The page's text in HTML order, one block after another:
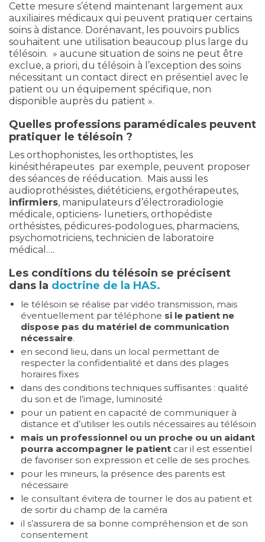
Cette mesure s’étend maintenant largement aux
auxiliaires médicaux qui peuvent pratiquer certains
soins à distance. Dorénavant, les pouvoirs publics
souhaitent une utilisation beaucoup plus large du
télésoin. » aucune situation de soins ne peut être
exclue, a priori, du télésoin à l’exception des soins
nécessitant un contact direct en présentiel avec le
patient ou un équipement spécifique, non
disponible auprès du patient ».
Quelles professions paramédicales peuvent
pratiquer le télésoin ?
Les orthophonistes, les orthoptistes, les
kinésithérapeutes par exemple, peuvent proposer
des séances de rééducation. Mais aussi les
audioprothésistes, diététiciens, ergothérapeutes,
infirmiers, manipulateurs d’électroradiologie
médicale, opticiens- lunetiers, orthopédiste
orthésistes, pédicures-podologues, pharmaciens,
psychomotriciens, technicien de laboratoire
médical….
Les conditions du télésoin se précisent
dans la doctrine de la HAS.
le télésoin se réalise par vidéo transmission, mais
éventuellement par téléphone si le patient ne
dispose pas du matériel de communication
nécessaire.
en second lieu, dans un local permettant de
respecter la confidentialité et dans des plages
horaires fixes
dans des conditions techniques suffisantes : qualité
du son et de l’image, luminosité
pour un patient en capacité de communiquer à
distance et d’utiliser les outils nécessaires au télésoin
mais un professionnel ou un proche ou un aidant
pourra accompagner le patient car il est essentiel
de favoriser son expression et celle de ses proches.
pour les mineurs, la présence des parents est
nécessaire
le consultant évitera de tourner le dos au patient et
de sortir du champ de la caméra
il s’assurera de sa bonne compréhension et de son
consentement